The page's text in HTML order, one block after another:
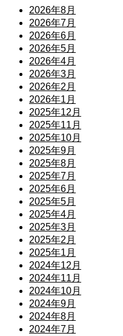
2026年8月
2026年7月
2026年6月
2026年5月
2026年4月
2026年3月
2026年2月
2026年1月
2025年12月
2025年11月
2025年10月
2025年9月
2025年8月
2025年7月
2025年6月
2025年5月
2025年4月
2025年3月
2025年2月
2025年1月
2024年12月
2024年11月
2024年10月
2024年9月
2024年8月
2024年7月